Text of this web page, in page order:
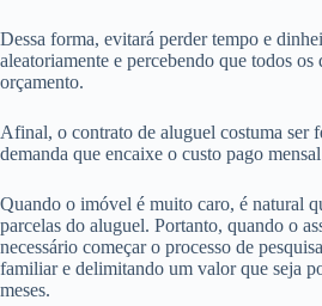
Dessa forma, evitará perder tempo e
aleatoriamente e percebendo que todos os
orçamento.
Afinal, o contrato de aluguel costuma ser
demanda que encaixe o custo pago
Quando o imóvel é muito caro, é natural
parcelas do aluguel. Portanto, quando o
necessário começar o processo de
familiar e delimitando um valor que seja
meses.